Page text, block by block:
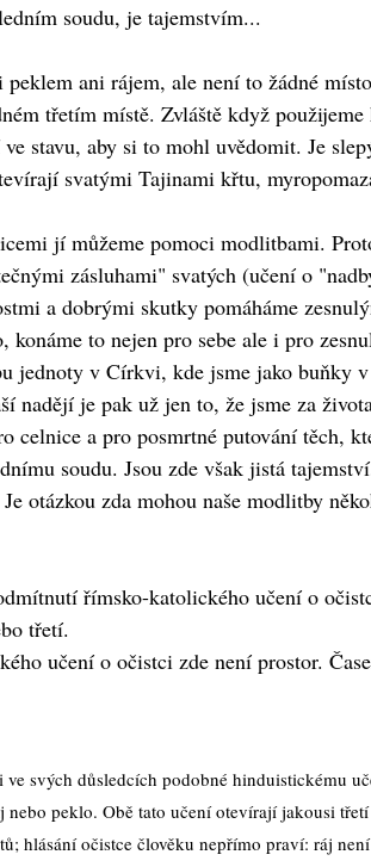
soudu, je tajemstvím...
ani rájem, ale není to žádné
třetím místě. Zvláště když
stavu, aby si to mohl uvědomit. Je
svatými Tajinami křtu,
jí můžeme pomoci modlitbami.
zásluhami" svatých (učení o
a dobrými skutky pomáháme
konáme to nejen pro sebe ale i pro
jednoty v Církvi, kde jsme jako buňky
nadějí je pak už jen to, že jsme za
celnice a pro posmrtné putování těch,
soudu. Jsou zde však jistá
otázkou zda mohou naše modlitby
římsko-katolického učení o
třetí.
učení o očistci zde není prostor.
svých důsledcích podobné hinduistickému
nebo peklo. Obě tato učení otevírají jakousi
hlásání očistce člověku nepřímo praví: ráj